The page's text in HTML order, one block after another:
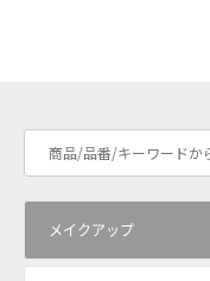
メイクアップ